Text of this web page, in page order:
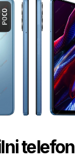
telefon